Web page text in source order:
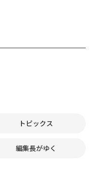
トピックス
編集長がゆく